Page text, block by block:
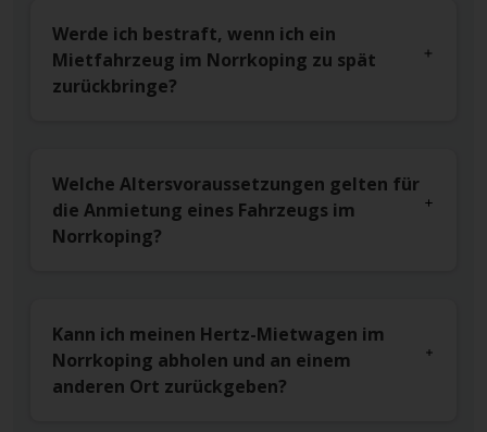
Werde ich bestraft, wenn ich ein
Mietfahrzeug im Norrkoping zu spät
zurückbringe?
Welche Altersvoraussetzungen gelten für
die Anmietung eines Fahrzeugs im
Norrkoping?
Kann ich meinen Hertz-Mietwagen im
Norrkoping abholen und an einem
anderen Ort zurückgeben?